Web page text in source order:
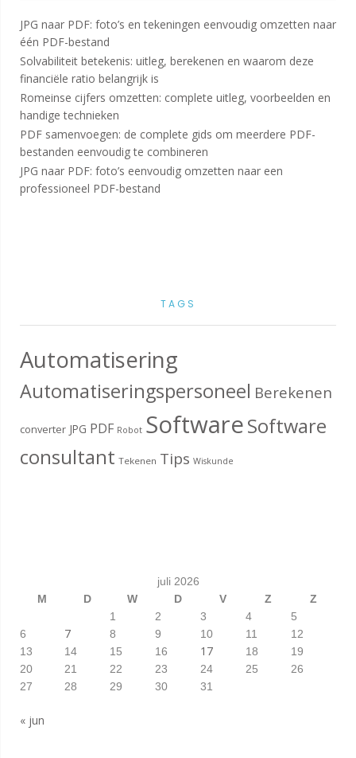
JPG naar PDF: foto’s en tekeningen eenvoudig omzetten naar
één PDF-bestand
Solvabiliteit betekenis: uitleg, berekenen en waarom deze
financiële ratio belangrijk is
Romeinse cijfers omzetten: complete uitleg, voorbeelden en
handige technieken
PDF samenvoegen: de complete gids om meerdere PDF-
bestanden eenvoudig te combineren
JPG naar PDF: foto’s eenvoudig omzetten naar een
professioneel PDF-bestand
TAGS
Automatisering
Automatiseringspersoneel Berekenen
converter JPG PDF Robot SoftwareSoftware
consultant Tekenen Tips Wiskunde
juli 2026
M
D W D V Z
Z
1
2 3 4
5
6
7 8 9 10 11
12
13
14 15 16 17 18
19
20
21 22 23 24 25
26
27
28 29 30 31
« jun